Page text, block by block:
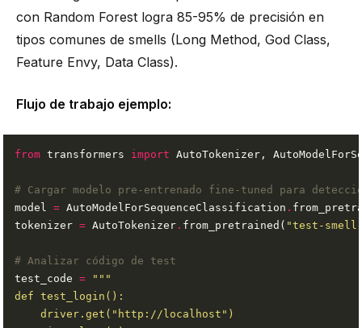
con Random Forest logra 85-95% de precisión en
tipos comunes de smells (Long Method, God Class,
Feature Envy, Data Class).
Flujo de trabajo ejemplo:
from transformers import
# Cargar modelo pre-entrenado fine-tuned para
model = AutoModelForSequenceClassification .
tokenizer = AutoTokenizer . from_pretrained( "test-
# Analizar código de test
test_code =